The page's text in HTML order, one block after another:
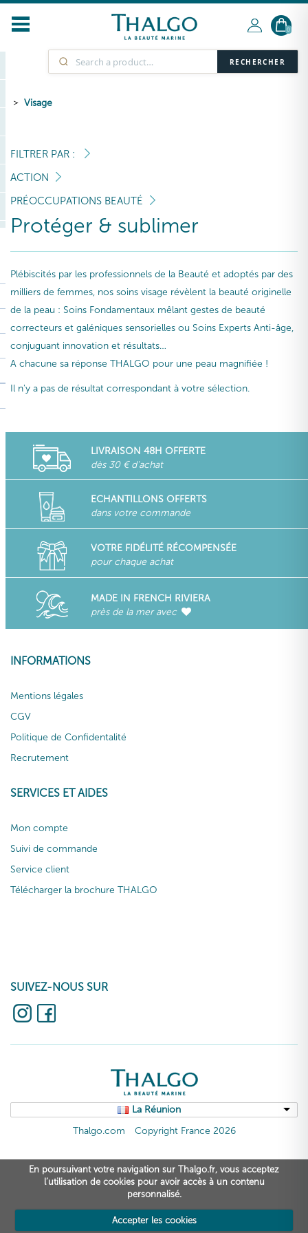
RECHERCHER
0
Visage
FILTRER PAR :
ACTION
PRÉOCCUPATIONS BEAUTÉ
Protéger & sublimer
Plébiscités par les professionnels de la Beauté et adoptés par des
milliers de femmes, nos soins visage révèlent la beauté originelle
de la peau : Soins Fondamentaux mêlant gestes de beauté
correcteurs et galéniques sensorielles ou Soins Experts Anti-âge,
conjuguant innovation et résultats…
A chacune sa réponse THALGO pour une peau magnifiée !
Il n'y a pas de résultat correspondant à votre sélection.
LIVRAISON 48H OFFERTE
dès 30 € d'achat
ECHANTILLONS OFFERTS
dans votre commande
VOTRE FIDÉLITÉ RÉCOMPENSÉE
pour chaque achat
MADE IN FRENCH RIVIERA
près de la mer avec
INFORMATIONS
Mentions légales
CGV
Politique de Confidentalité
Recrutement
SERVICES ET AIDES
Mon compte
Suivi de commande
Service client
Télécharger la brochure THALGO
SUIVEZ-NOUS SUR
La Réunion
Thalgo.com
Copyright France 2026
En poursuivant votre navigation sur Thalgo.fr, vous acceptez
l’utilisation de cookies pour avoir accès à un contenu
personnalisé.
Accepter les cookies